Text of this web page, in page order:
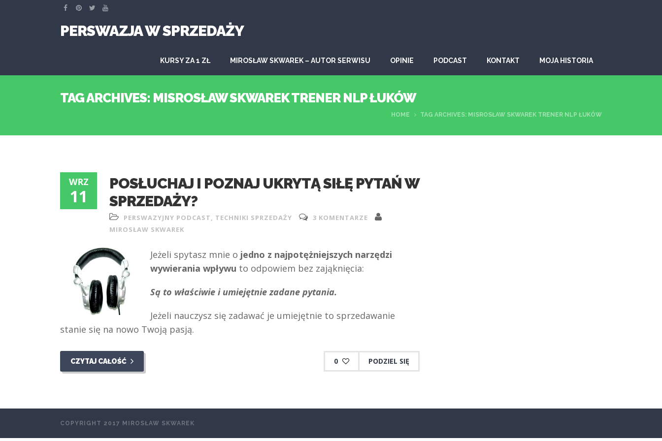
PERSWAZJA W SPRZEDAŻY
KURSY ZA 1 ZŁ MIROSŁAW SKWAREK – AUTOR SERWISU OPINIE PODCAST KONTAKT MOJA HISTORIA
TAG ARCHIVES: MISROSŁAW SKWAREK TRENER NLP ŁUKÓW
HOME TAG ARCHIVES: MISROSŁAW SKWAREK TRENER NLP ŁUKÓW
WRZ
11
POSŁUCHAJ I POZNAJ UKRYTĄ SIŁĘ PYTAŃ W
SPRZEDAŻY?
PERSWAZYJNY PODCAST, TECHNIKI SPRZEDAŻY
3 KOMENTARZE
MIROSŁAW SKWAREK
Jeżeli spytasz mnie o jedno z najpotężniejszych narzędzi
wywierania wpływu to odpowiem bez zająknięcia:
Są to właściwie i umiejętnie zadane pytania.
Jeżeli nauczysz się zadawać je umiejętnie to sprzedawanie
stanie się na nowo Twoją pasją.
CZYTAJ CAŁOŚĆ 0 PODZIEL SIĘ
COPYRIGHT 2017 MIROSŁAW SKWAREK